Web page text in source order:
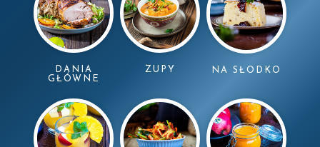
DANIA
GŁÓWNE
ZUPY NA SŁODKO